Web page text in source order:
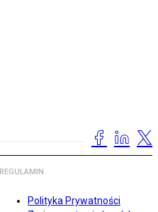
REGULAMIN
Polityka Prywatności